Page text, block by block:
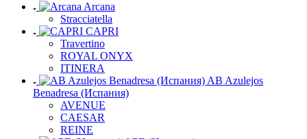
Arcana
Stracciatella
CAPRI
Travertino
ROYAL ONYX
ITINERA
AB Azulejos
Benadresa (Испания)
AVENUE
CAESAR
REINE